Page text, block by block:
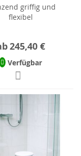
griffig und
flexibel
245,40 €
Verfügbar